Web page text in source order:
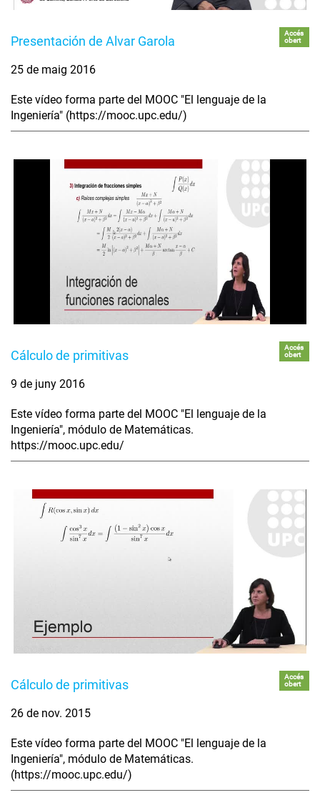
Presentación de Alvar Garola
Accés
obert
25 de maig 2016
Este vídeo forma parte del MOOC "El lenguaje de la
Ingeniería" (https://mooc.upc.edu/)
Cálculo de primitivas
Accés
obert
9 de juny 2016
Este vídeo forma parte del MOOC "El lenguaje de la
Ingeniería", módulo de Matemáticas.
https://mooc.upc.edu/
Cálculo de primitivas
Accés
obert
26 de nov. 2015
Este vídeo forma parte del MOOC "El lenguaje de la
Ingeniería", módulo de Matemáticas.
(https://mooc.upc.edu/)